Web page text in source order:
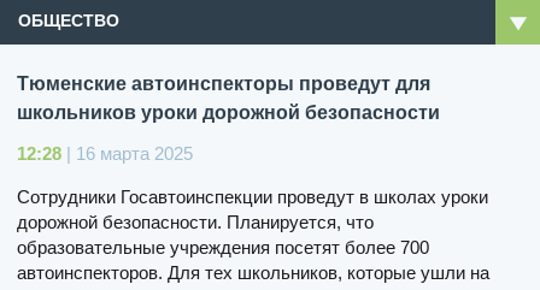
ОБЩЕСТВО
Тюменские автоинспекторы проведут для
школьников уроки дорожной безопасности
12:28 | 16 марта 2025
Сотрудники Госавтоинспекции проведут в школах уроки
дорожной безопасности. Планируется, что
образовательные учреждения посетят более 700
автоинспекторов. Для тех школьников, которые ушли на